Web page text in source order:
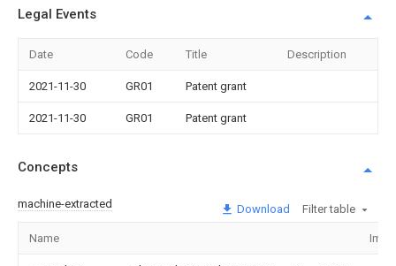
Legal Events
Date Code Title Description
2021-11-30 GR01 Patent grant
2021-11-30 GR01 Patent grant
Concepts
machine-extracted Download Filter table
Name